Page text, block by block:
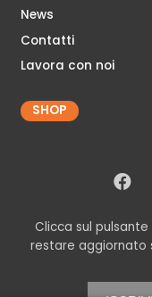
News
Contatti
Lavora con noi
SHOP
Clicca sul
restare aggiornato